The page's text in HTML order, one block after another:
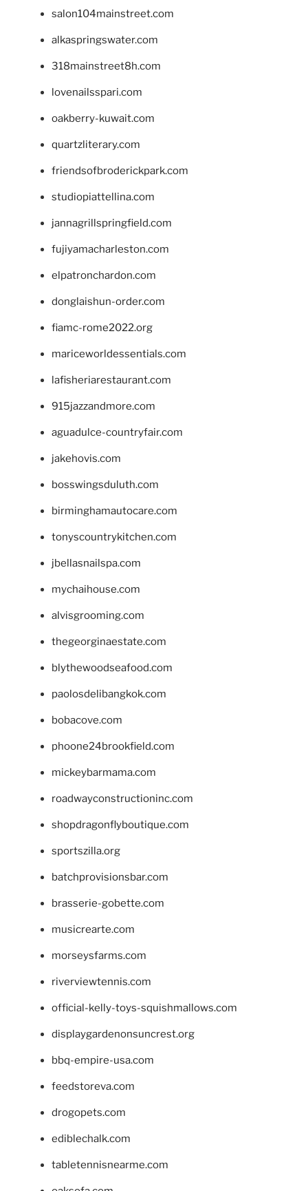
salon104mainstreet.com
alkaspringswater.com
318mainstreet8h.com
lovenailsspari.com
oakberry-kuwait.com
quartzliterary.com
friendsofbroderickpark.com
studiopiattellina.com
jannagrillspringfield.com
fujiyamacharleston.com
elpatronchardon.com
donglaishun-order.com
fiamc-rome2022.org
mariceworldessentials.com
lafisheriarestaurant.com
915jazzandmore.com
aguadulce-countryfair.com
jakehovis.com
bosswingsduluth.com
birminghamautocare.com
tonyscountrykitchen.com
jbellasnailspa.com
mychaihouse.com
alvisgrooming.com
thegeorginaestate.com
blythewoodseafood.com
paolosdelibangkok.com
bobacove.com
phoone24brookfield.com
mickeybarmama.com
roadwayconstructioninc.com
shopdragonflyboutique.com
sportszilla.org
batchprovisionsbar.com
brasserie-gobette.com
musicrearte.com
morseysfarms.com
riverviewtennis.com
official-kelly-toys-squishmallows.com
displaygardenonsuncrest.org
bbq-empire-usa.com
feedstoreva.com
drogopets.com
ediblechalk.com
tabletennisnearme.com